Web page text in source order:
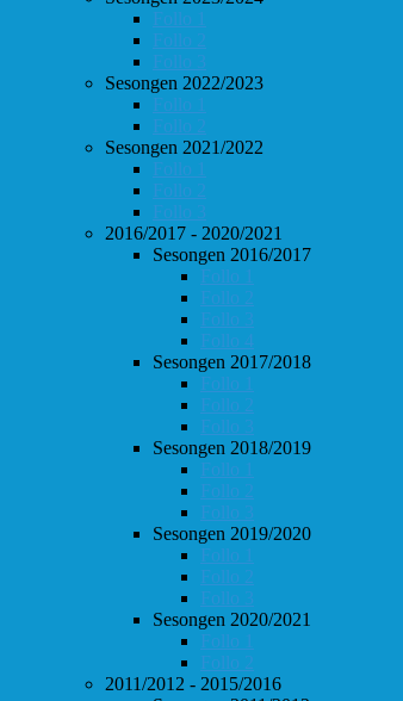
Follo 1
Follo 2
Follo 3
Sesongen 2022/2023
Follo 1
Follo 2
Sesongen 2021/2022
Follo 1
Follo 2
Follo 3
2016/2017 - 2020/2021
Sesongen 2016/2017
Follo 1
Follo 2
Follo 3
Follo 4
Sesongen 2017/2018
Follo 1
Follo 2
Follo 3
Sesongen 2018/2019
Follo 1
Follo 2
Follo 3
Sesongen 2019/2020
Follo 1
Follo 2
Follo 3
Sesongen 2020/2021
Follo 1
Follo 2
2011/2012 - 2015/2016